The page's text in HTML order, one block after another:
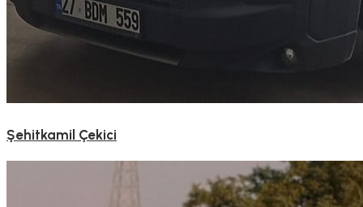
Şehitkamil Çekici